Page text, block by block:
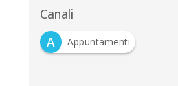
Canali
A
Appuntamenti